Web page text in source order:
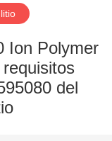
Ion Polymer
del